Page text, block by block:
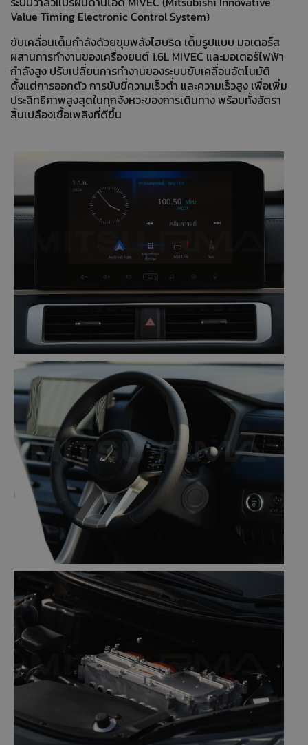
ระบบวาล์วแปรผันด้านไอดี MIVEC (Mitsubishi Innovative
Value Timing Electronic Control System)
ขับเคลื่อนเต็มกำลังด้วยขุมพลังไฮบริด เต็มรูปแบบ มอเตอร์ส
ผสานการทำงานของเครื่องยนต์ 1.6L MIVEC และมอเตอร์ไฟฟ้า
กำลังสูง ปรับเปลี่ยนการทำงานของระบบขับเคลื่อนอัตโนมัติ
ตั้งแต่การออกตัว การขับขี่ความเร็วตํ่า และความเร็วสูง เพื่อเพิ่ม
ประสิทธิภาพสูงสุดในทุกจังหวะของการเดินทาง พร้อมทั้งอัตรา
สิ้นเปลืองเชื้อเพลิงที่ดีขึ้น